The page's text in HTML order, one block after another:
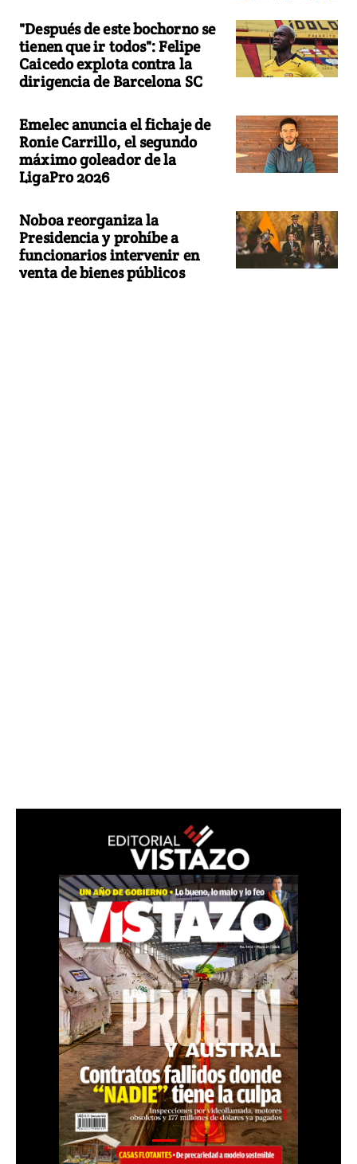
"Después de este bochorno se
tienen que ir todos": Felipe
Caicedo explota contra la
dirigencia de Barcelona SC
Emelec anuncia el fichaje de
Ronie Carrillo, el segundo
máximo goleador de la
LigaPro 2026
Noboa reorganiza la
Presidencia y prohíbe a
funcionarios intervenir en
venta de bienes públicos